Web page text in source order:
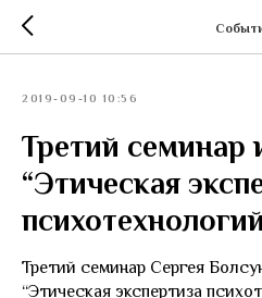
2019-09-10 10:56
Третий семинар
“Этическая
Третий семинар Сергея
“Этическая экспертиза